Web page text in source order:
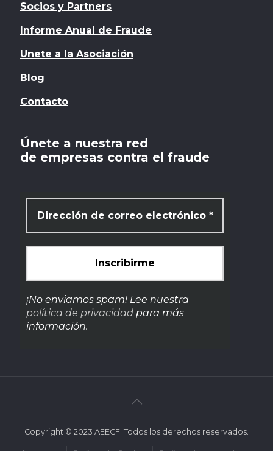
Socios y Partners
Informe Anual de Fraude
Unete a la Asociación
Blog
Contacto
Únete a nuestra red
de empresas contra el fraude
¡No enviamos spam! Lee nuestra
política de privacidad para más
información.
Copyright © 2023 AEECF. Todos los derechos reservados.